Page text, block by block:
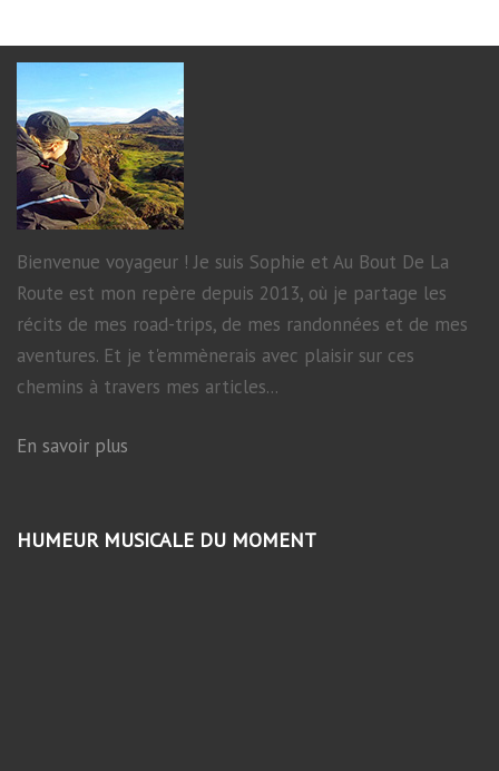
Bienvenue voyageur ! Je suis Sophie et Au Bout De La
Route est mon repère depuis 2013, où je partage les
récits de mes road-trips, de mes randonnées et de mes
aventures. Et je t'emmènerais avec plaisir sur ces
chemins à travers mes articles...
En savoir plus
HUMEUR MUSICALE DU MOMENT